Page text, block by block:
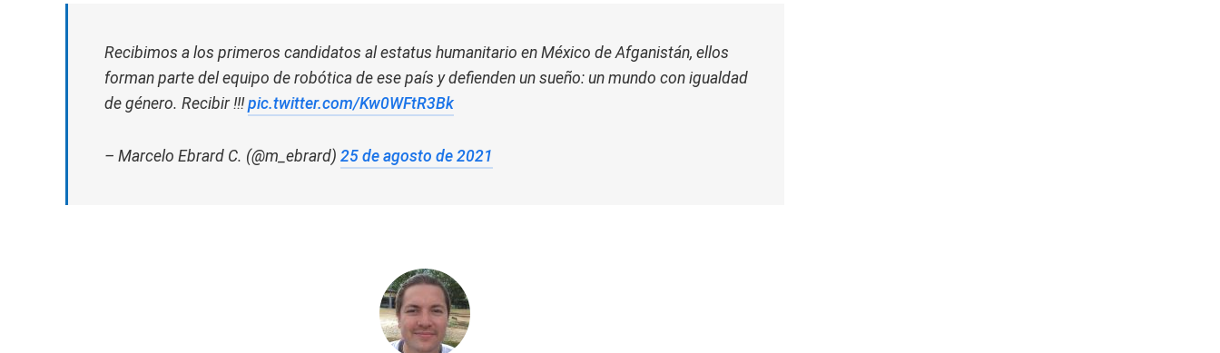
Recibimos a los primeros candidatos al estatus humanitario en México de Afganistán, ellos
forman parte del equipo de robótica de ese país y defienden un sueño: un mundo con igualdad
de género. Recibir !!!pic.twitter.com/Kw0WFtR3Bk
– Marcelo Ebrard C. (@m_ebrard) 25 de agosto de 2021